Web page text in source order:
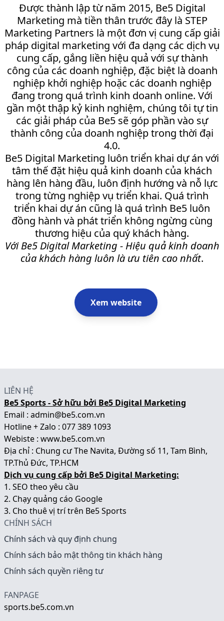
Được thành lập từ năm 2015, Be5 Digital
Marketing mà tiền thân trước đây là STEP
Marketing Partners là một đơn vị cung cấp giải
pháp digital marketing với đa dạng các dịch vụ
cung cấp, gắng liền hiệu quả với sự thành
công của các doanh nghiệp, đặc biệt là doanh
nghiệp khởi nghiệp hoặc các doanh nghiệp
đang trong quá trình kinh doanh online. Với
gần một thập kỷ kinh nghiệm, chúng tôi tự tin
các giải pháp của Be5 sẽ góp phần vào sự
thành công của doanh nghiệp trong thời đại
4.0.
Be5 Digital Marketing luôn triển khai dự án với
tâm thế đặt hiệu quả kinh doanh của khách
hàng lên hàng đầu, luôn định hướng và nỗ lực
trong từng nghiệp vụ triển khai. Quá trình
triển khai dự án cũng là quá trình Be5 luôn
đồng hành và phát triển không ngừng cùng
thương hiệu của quý khách hàng.
Với Be5 Digital Marketing - Hiệu quả kinh doanh
của khách hàng luôn là ưu tiên cao nhất.
Xem website
LIÊN HỆ
Be5 Sports - Sở hữu bởi Be5 Digital Marketing
Email : admin@be5.com.vn
Hotline + Zalo : 077 389 1093
Webiste : www.be5.com.vn
Địa chỉ : Chung cư The Navita, Đường số 11, Tam Bình,
TP.Thủ Đức, TP.HCM
Dịch vụ cung cấp bởi Be5 Digital Marketing:
1. SEO theo yêu cầu
2. Chạy quảng cáo Google
3. Cho thuê vị trí trên Be5 Sports
CHÍNH SÁCH
Chính sách và quy định chung
Chính sách bảo mật thông tin khách hàng
Chính sách quyền riêng tư
FANPAGE
sports.be5.com.vn